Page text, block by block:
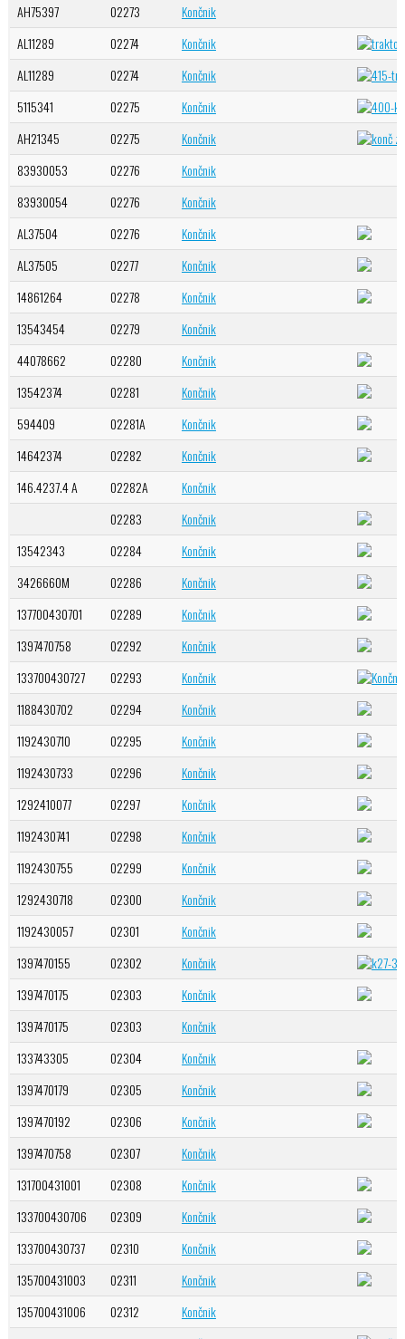
AH75397
02273
Končnik
AL11289
02274
Končnik
AL11289
02274
Končnik
5115341
02275
Končnik
AH21345
02275
Končnik
83930053
02276
Končnik
83930054
02276
Končnik
AL37504
02276
Končnik
AL37505
02277
Končnik
14861264
02278
Končnik
13543454
02279
Končnik
44078662
02280
Končnik
13542374
02281
Končnik
594409
02281A
Končnik
14642374
02282
Končnik
146.4237.4 A
02282A
Končnik
02283
Končnik
13542343
02284
Končnik
3426660M
02286
Končnik
137700430701
02289
Končnik
1397470758
02292
Končnik
133700430727
02293
Končnik
1188430702
02294
Končnik
1192430710
02295
Končnik
1192430733
02296
Končnik
1292410077
02297
Končnik
1192430741
02298
Končnik
1192430755
02299
Končnik
1292430718
02300
Končnik
1192430057
02301
Končnik
1397470155
02302
Končnik
1397470175
02303
Končnik
1397470175
02303
Končnik
133743305
02304
Končnik
1397470179
02305
Končnik
1397470192
02306
Končnik
1397470758
02307
Končnik
131700431001
02308
Končnik
133700430706
02309
Končnik
133700430737
02310
Končnik
135700431003
02311
Končnik
135700431006
02312
Končnik